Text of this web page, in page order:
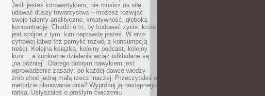
Jeśli jesteś introwertykiem, nie musisz na siłę
udawać duszy towarzystwa – możesz rozwijać
swoje talenty analityczne, kreatywność, głęboką
koncentrację. Chodzi o to, by budować życie, które
jest spójne z tym, kim naprawdę jesteś. W erze
cyfrowej łatwo też pomylić rozwój z konsumpcją
treści. Kolejna książka, kolejny podcast, kolejny
kurs… a konkretne działania wciąż odkładane są
„na później”. Dlatego dobrym nawykiem jest
wprowadzenie zasady: po każdej dawce wiedzy
zrób choć jedną małą rzecz inaczej. Przeczytałeś o
metodzie planowania dnia? Wypróbuj ją następnego
ranka. Usłyszałeś o prostym ćwiczeniu